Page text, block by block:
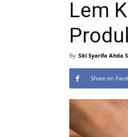
Lem
By Siti Syarifa Ahda
Share on